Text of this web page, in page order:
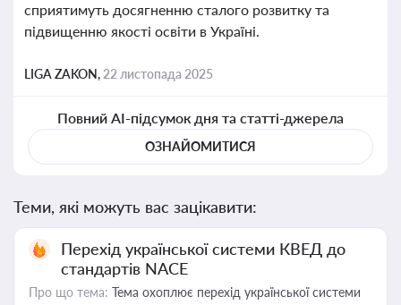
сприятимуть досягненню сталого розвитку та
підвищенню якості освіти в Україні.
LIGA ZAKON, 22 листопада 2025
Повний AI-підсумок дня та статті-джерела
ОЗНАЙОМИТИСЯ
Теми, які можуть вас зацікавити:
Перехід української системи КВЕД до
стандартів NACE
Про що тема: Тема охоплює перехід української системи